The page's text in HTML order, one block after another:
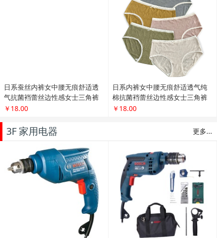
日系蚕丝内裤女中腰无痕舒适透
气抗菌裆蕾丝边性感女士三角裤
￥18.00
日系内裤女中腰无痕舒适透气纯
棉抗菌裆蕾丝边性感女士三角裤
￥18.00
更多...
3F 家用电器